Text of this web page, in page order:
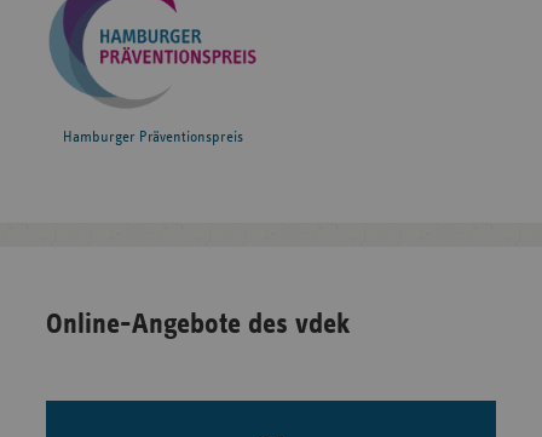
Hamburger Präventionspreis
Online-Angebote des vdek